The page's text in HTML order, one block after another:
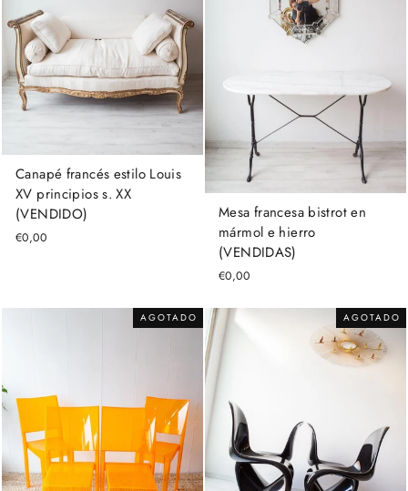
Canapé francés estilo Louis
XV principios s. XX
(VENDIDO)
€0,00
Mesa francesa bistrot en
mármol e hierro
(VENDIDAS)
€0,00
AGOTADO AGOTADO